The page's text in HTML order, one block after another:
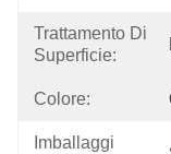
Trattamento Di
Superficie:
Colore:
Imballaggi